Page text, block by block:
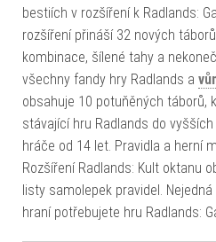
bestiích v rozšíření k Radlands:
rozšíření přináší 32 nových
kombinace, šílené tahy a
všechny fandy hry Radlands a
obsahuje 10 potuňěných táborů,
stávající hru Radlands do
hráče od 14 let. Pravidla a herní
Rozšíření Radlands: Kult oktanu
listy samolepek pravidel.
hraní potřebujete hru Radlands: